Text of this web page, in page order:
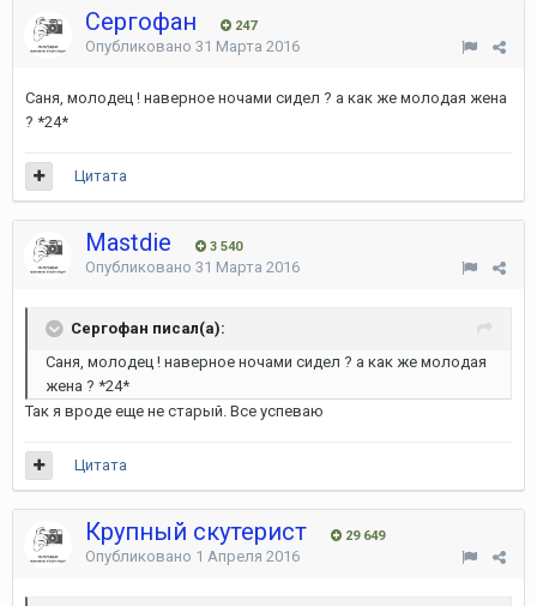
Сергофан 247
Опубликовано 31 Марта 2016
Саня, молодец ! наверное ночами сидел ? а как же молодая жена
? *24*
Цитата
Mastdie 3 540
Опубликовано 31 Марта 2016
Сергофан писал(а):
Саня, молодец ! наверное ночами сидел ? а как же молодая
жена ? *24*
Так я вроде еще не старый. Все успеваю
Цитата
Крупный скутерист 29 649
Опубликовано 1 Апреля 2016